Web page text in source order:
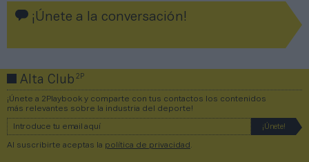
¡Únete a la conversación!
Alta Club2P
¡Únete a 2Playbook y comparte con tus contactos los contenidos
más relevantes sobre la industria del deporte!
Al suscribirte aceptas la política de privacidad